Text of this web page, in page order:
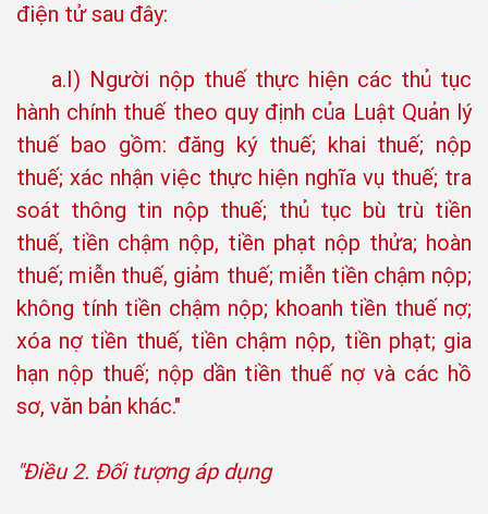
điện tử sau đây:
a.I) Người nộp thuế thực hiện các thủ tục
hành chính thuế theo quy định của Luật Quản lý
thuế bao gồm: đăng ký thuế; khai thuế; nộp
thuế; xác nhận việc thực hiện nghĩa vụ thuế; tra
soát thông tin nộp thuế; thủ tục bù trù tiền
thuế, tiền chậm nộp, tiền phạt nộp thửa; hoàn
thuế; miễn thuế, giảm thuế; miễn tiền chậm nộp;
không tính tiền chậm nộp; khoanh tiền thuế nợ;
xóa nợ tiền thuế, tiền chậm nộp, tiền phạt; gia
hạn nộp thuế; nộp dần tiền thuế nợ và các hồ
sơ, văn bản khác."
"Điều 2. Đối tượng áp dụng